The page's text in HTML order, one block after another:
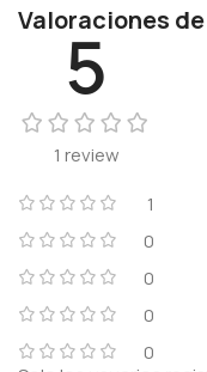
Valoraciones
5
1 review
1
0
0
0
0